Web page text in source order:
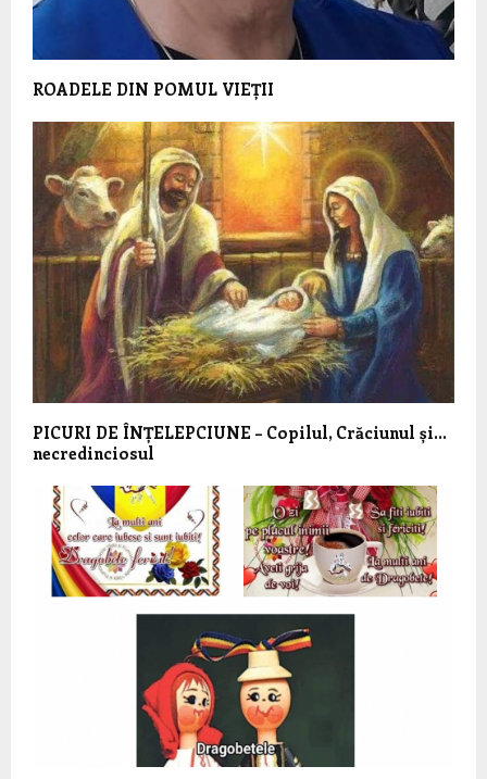
ROADELE DIN POMUL VIEȚII
PICURI DE ÎNȚELEPCIUNE – Copilul, Crăciunul și…
necredinciosul